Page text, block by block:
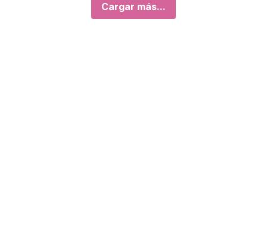
Cargar más...